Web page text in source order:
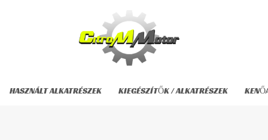
HASZNÁLT ALKATRÉSZEK KIEGÉSZÍTŐK / ALKATRÉSZEK